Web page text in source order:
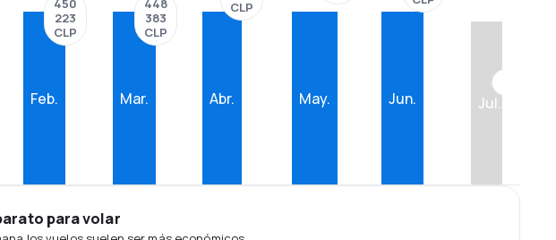
Feb.
450
223
CLP
Mar.
448
383
CLP
Abr.
CLP
May. Jun. Jul.
para volar